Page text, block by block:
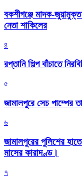
বকশীগঞ্জে মাদক-
নেতা শাকিলের
৪
রপ্তানি শিল্প বাঁচাতে
৫
জামালপুরে সেচ পাম্পের
৬
জামালপুরের পুলিশের
মাসের কারাদণ্ড।
৭